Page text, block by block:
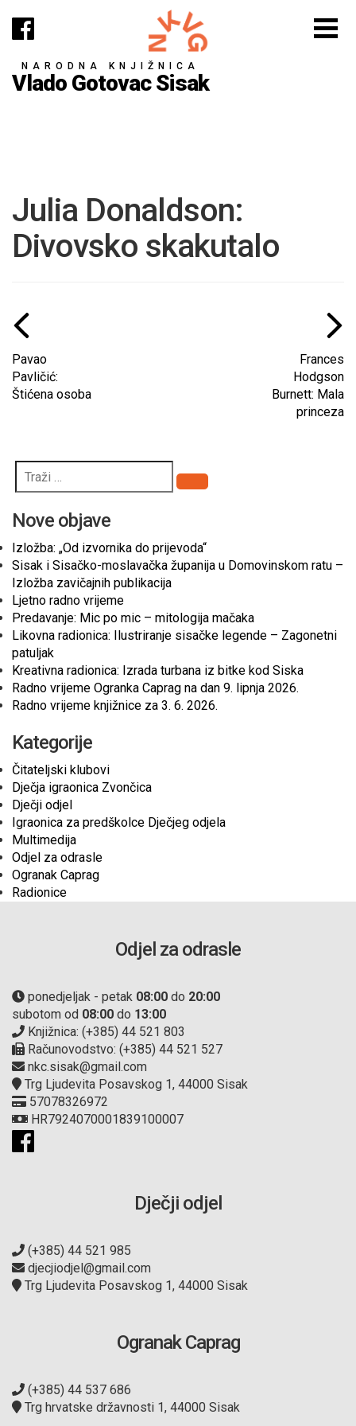
NARODNA KNJIŽNICA
Vlado Gotovac Sisak
Julia Donaldson:
Divovsko skakutalo
Pavao
Pavličić:
Štićena osoba
Frances
Hodgson
Burnett: Mala
princeza
Pretraži
Nove objave
Izložba: „Od izvornika do prijevoda“
Sisak i Sisačko-moslavačka županija u Domovinskom ratu –
Izložba zavičajnih publikacija
Ljetno radno vrijeme
Predavanje: Mic po mic – mitologija mačaka
Likovna radionica: Ilustriranje sisačke legende – Zagonetni
patuljak
Kreativna radionica: Izrada turbana iz bitke kod Siska
Radno vrijeme Ogranka Caprag na dan 9. lipnja 2026.
Radno vrijeme knjižnice za 3. 6. 2026.
Kategorije
Čitateljski klubovi
Dječja igraonica Zvončica
Dječji odjel
Igraonica za predškolce Dječjeg odjela
Multimedija
Odjel za odrasle
Ogranak Caprag
Radionice
Odjel za odrasle
ponedjeljak - petak 08:00 do 20:00
subotom od 08:00 do 13:00
Knjižnica: (+385) 44 521 803
Računovodstvo: (+385) 44 521 527
nkc.sisak@gmail.com
Trg Ljudevita Posavskog 1, 44000 Sisak
57078326972
HR7924070001839100007
Dječji odjel
(+385) 44 521 985
djecjiodjel@gmail.com
Trg Ljudevita Posavskog 1, 44000 Sisak
Ogranak Caprag
(+385) 44 537 686
Trg hrvatske državnosti 1, 44000 Sisak